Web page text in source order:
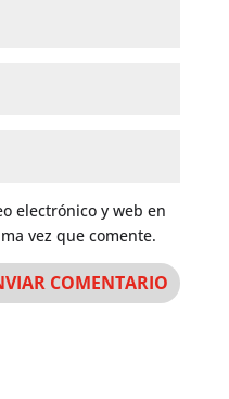
electrónico y web en
vez que comente.